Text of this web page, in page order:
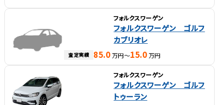
フォルクスワーゲン
フォルクスワーゲン ゴルフ
カブリオレ
査定実績 85.0万円～15.0万円
フォルクスワーゲン
フォルクスワーゲン ゴルフ
トゥーラン